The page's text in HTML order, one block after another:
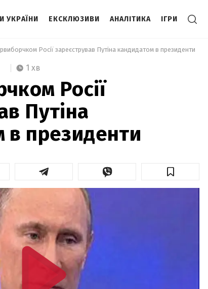
УКРАЇНИ ЕКСКЛЮЗИВИ АНАЛІТИКА ІГРИ
Росії зареєстрував Путіна кандидатом в президенти
1 хв
Росії
Путіна
в президенти